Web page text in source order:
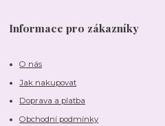
Informace pro zákazníky
O nás
Jak nakupovat
Doprava a platba
Obchodní podmínky